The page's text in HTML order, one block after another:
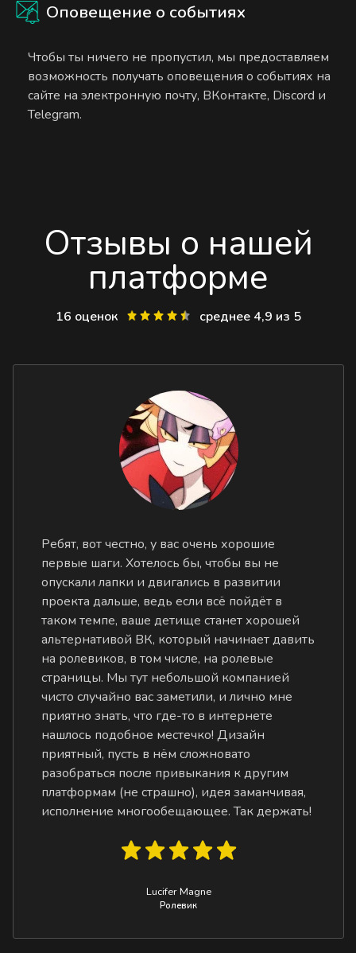
Оповещение о событиях
Чтобы ты ничего не пропустил, мы предоставляем
возможность получать оповещения о событиях на
сайте на электронную почту, ВКонтакте, Discord и
Telegram.
Отзывы о нашей
платформе
16 оценок среднее 4,9 из 5
Ребят, вот честно, у вас очень хорошие
первые шаги. Хотелось бы, чтобы вы не
опускали лапки и двигались в развитии
проекта дальше, ведь если всё пойдёт в
таком темпе, ваше детище станет хорошей
альтернативой ВК, который начинает давить
на ролевиков, в том числе, на ролевые
страницы. Мы тут небольшой компанией
чисто случайно вас заметили, и лично мне
приятно знать, что где-то в интернете
нашлось подобное местечко! Дизайн
приятный, пусть в нём сложновато
разобраться после привыкания к другим
платформам (не страшно), идея заманчивая,
исполнение многообещающее. Так держать!
Lucifer Magne
Ролевик